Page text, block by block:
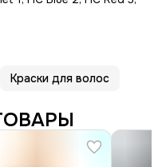
Краски для волос